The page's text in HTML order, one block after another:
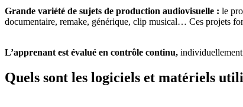
Grande variété de sujets de production audiovisuelle : le
documentaire, remake, générique, clip musical… Ces projets
L’apprenant est évalué en contrôle continu, individuellement
Quels sont les logiciels et matériels